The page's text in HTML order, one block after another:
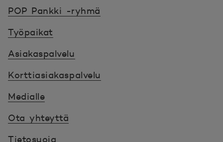
POP Pankki -ryhmä
Työpaikat
Asiakaspalvelu
Korttiasiakaspalvelu
Medialle
Ota yhteyttä
Tietosuoja